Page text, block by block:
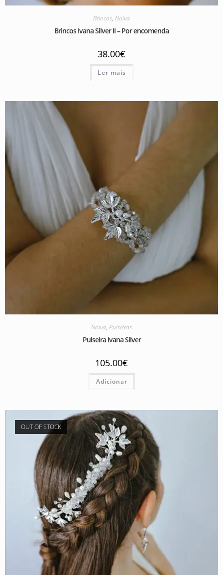
Brincos, Noiva
Brincos Ivana Silver II – Por encomenda
38.00€
Ler mais
Noiva, Pulseiras
Pulseira Ivana Silver
105.00€
Adicionar
OUT OF STOCK